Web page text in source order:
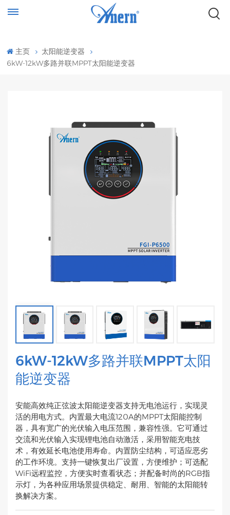
主页
太阳能逆变器
6kW-12kW多路并联MPPT太阳能逆变器
6kW-12kW多路并联MPPT太阳
能逆变器
安能高效纯正弦波太阳能逆变器支持无电池运行，实现灵
活的用电方式。内置最大电流120A的MPPT太阳能控制
器，具有宽广的光伏输入电压范围，兼容性强。它可通过
交流和光伏输入实现锂电池自动激活，采用智能充电技
术，有效延长电池使用寿命。内置防尘结构，可适应恶劣
的工作环境。支持一键恢复出厂设置，方便维护；可选配
WiFi远程监控，方便实时查看状态；并配备时尚的RGB指
示灯，为各种应用场景提供稳定、耐用、智能的太阳能转
换解决方案。